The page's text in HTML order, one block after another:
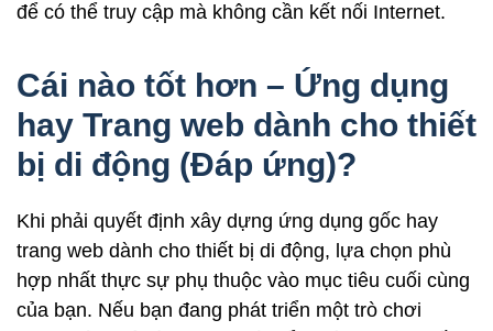
để có thể truy cập mà không cần kết nối Internet.
Cái nào tốt hơn – Ứng dụng
hay Trang web dành cho thiết
bị di động (Đáp ứng)?
Khi phải quyết định xây dựng ứng dụng gốc hay
trang web dành cho thiết bị di động, lựa chọn phù
hợp nhất thực sự phụ thuộc vào mục tiêu cuối cùng
của bạn. Nếu bạn đang phát triển một trò chơi